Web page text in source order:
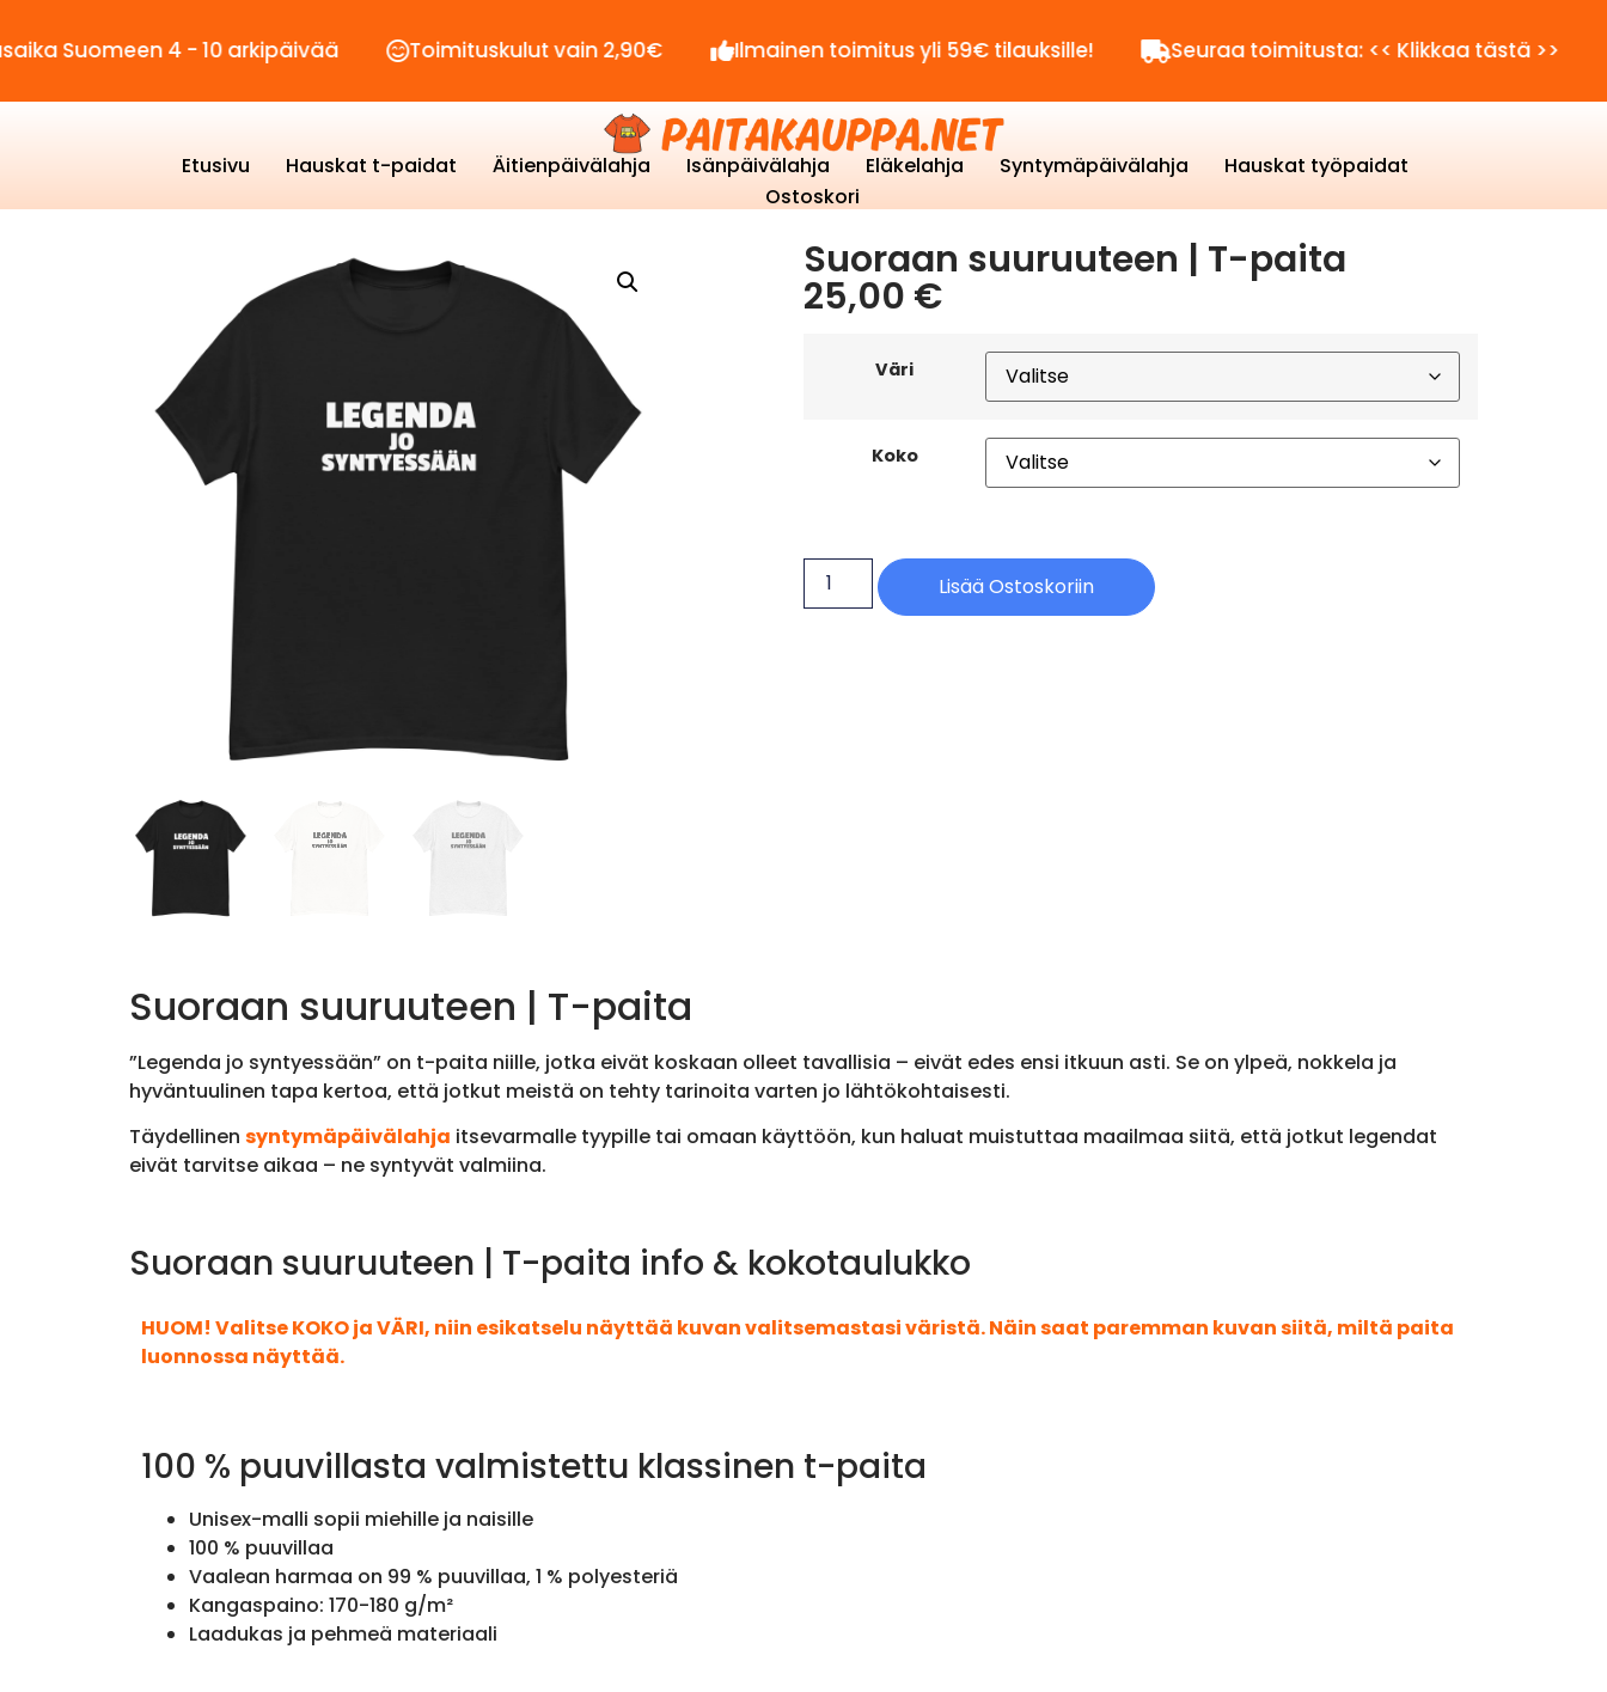
4 - 10 arkipäivää Toimituskulut vain 2,90€ Ilmainen toimitus yli 59€ tilauksille! Seuraa toimitusta: << Klikkaa tästä >>
Etusivu Hauskat t-paidat Äitienpäivälahja Isänpäivälahja Eläkelahja Syntymäpäivälahja
Hauskat työpaidat
Ostoskori
Suoraan suuruuteen | T-paita
25,00 €
Väri
Koko
Lisää Ostoskoriin
Suoraan suuruuteen | T-paita
”Legenda jo syntyessään” on t-paita niille, jotka eivät koskaan olleet tavallisia – eivät edes ensi itkuun asti. Se on ylpeä, nokkela ja
hyväntuulinen tapa kertoa, että jotkut meistä on tehty tarinoita varten jo lähtökohtaisesti.
Täydellinen syntymäpäivälahja itsevarmalle tyypille tai omaan käyttöön, kun haluat muistuttaa maailmaa siitä, että jotkut legendat
eivät tarvitse aikaa – ne syntyvät valmiina.
Suoraan suuruuteen | T-paita info & kokotaulukko
HUOM! Valitse KOKO ja VÄRI, niin esikatselu näyttää kuvan valitsemastasi väristä. Näin saat paremman kuvan siitä, miltä paita
luonnossa näyttää.
100 % puuvillasta valmistettu klassinen t-paita
Unisex-malli sopii miehille ja naisille
100 % puuvillaa
Vaalean harmaa on 99 % puuvillaa, 1 % polyesteriä
Kangaspaino: 170-180 g/m²
Laadukas ja pehmeä materiaali